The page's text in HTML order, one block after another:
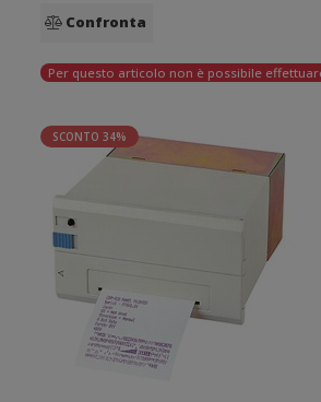
Confronta
Per questo articolo non è possibile
SCONTO 34%